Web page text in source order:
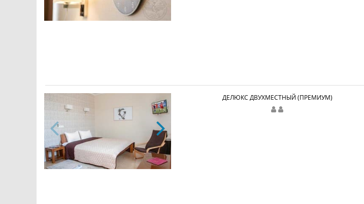
ДЕЛЮКС ДВУХМЕСТНЫЙ (ПРЕМИУМ)